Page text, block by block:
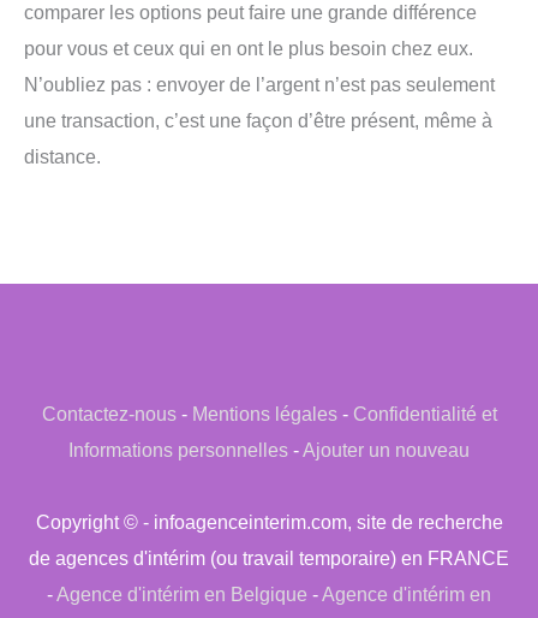
comparer les options peut faire une grande différence
pour vous et ceux qui en ont le plus besoin chez eux.
N’oubliez pas : envoyer de l’argent n’est pas seulement
une transaction, c’est une façon d’être présent, même à
distance.
Contactez-nous- Mentions légales- Confidentialité et
Informations personnelles -Ajouter un nouveau
Copyright © - infoagenceinterim.com, site de recherche
de agences d'intérim (ou travail temporaire) en FRANCE
-Agence d'intérim en Belgique -Agence d'intérim en